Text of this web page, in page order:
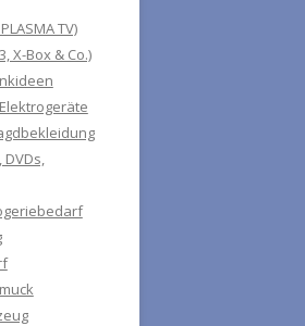
TV)
X-Box & Co.)
DVDs,